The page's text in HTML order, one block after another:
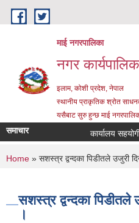
Skip to main content
माई नगरपालिका
नगर
इलाम, कोशी प्रदेश, नेपाल
स्थानीय प्राकृतिक श्रोत
यसैबाट सुरु हुन्छ माई
समाचार कार्यालय सहयोगी
You are here
Home » सशस्त्र द्वन्दका पिडीतले उजुरी
सशस्त्र द्वन्दका पिडीतले
।